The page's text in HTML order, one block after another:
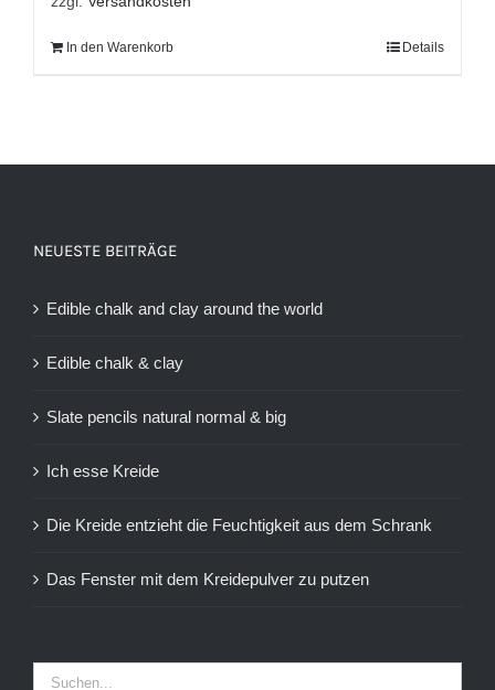
In den Warenkorb Details
NEUESTE BEITRÄGE
Edible chalk and clay around the world
Edible chalk & clay
Slate pencils natural normal & big
Ich esse Kreide
Die Kreide entzieht die Feuchtigkeit aus dem Schrank
Das Fenster mit dem Kreidepulver zu putzen